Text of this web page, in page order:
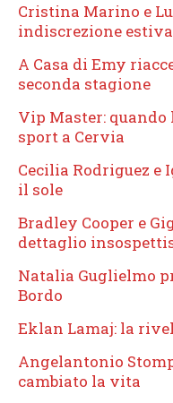
Cristina Marino e
indiscrezione estiva
A Casa di Emy
seconda stagione
Vip Master:
sport a Cervia
Cecilia Rodriguez e
il sole
Bradley Cooper e
dettaglio
Natalia Guglielmo
Bordo
Eklan Lamaj: la
Angelantonio
cambiato la vita